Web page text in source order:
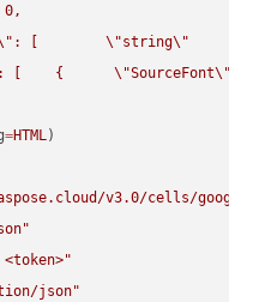
: [ \"string\"
: [    { \"SourceFont\"
=HTML
v3.0/cells/
json"